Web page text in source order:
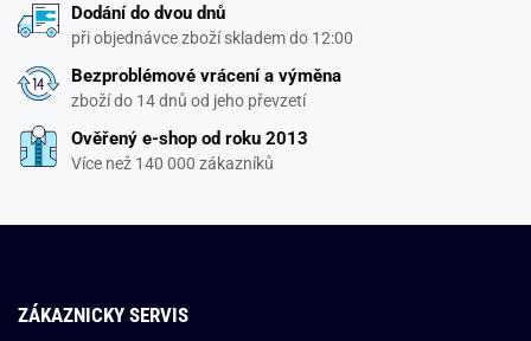
Dodání do dvou dnů
při objednávce zboží skladem do 12:00
Bezproblémové vrácení a výměna
zboží do 14 dnů od jeho převzetí
Ověřený e-shop od roku 2013
Více než 140 000 zákazníků
ZÁKAZNICKY SERVIS